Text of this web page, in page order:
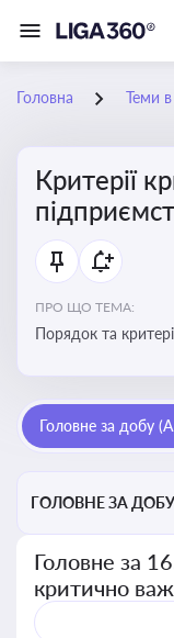
Головна Теми в
Критерії
ПРО ЩО ТЕМА:
Порядок та
Головне за добу
ГОЛОВНЕ ЗА ДОБУ
Головне за
критично